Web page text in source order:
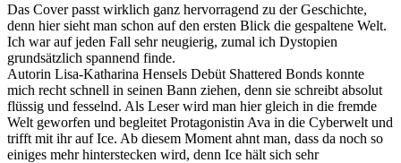
Das Cover passt wirklich ganz hervorragend zu der Geschichte,
denn hier sieht man schon auf den ersten Blick die gespaltene Welt.
Ich war auf jeden Fall sehr neugierig, zumal ich Dystopien
grundsätzlich spannend finde.
Autorin Lisa-Katharina Hensels Debüt Shattered Bonds konnte
mich recht schnell in seinen Bann ziehen, denn sie schreibt absolut
flüssig und fesselnd. Als Leser wird man hier gleich in die fremde
Welt geworfen und begleitet Protagonistin Ava in die Cyberwelt und
trifft mit ihr auf Ice. Ab diesem Moment ahnt man, dass da noch so
einiges mehr hinterstecken wird, denn Ice hält sich sehr